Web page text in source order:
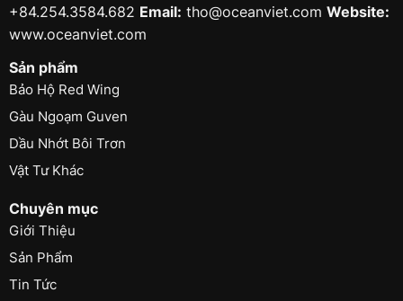
+84.254.3584.682 Email: tho@oceanviet.com Website:
www.oceanviet.com
Sản phẩm
Bảo Hộ Red Wing
Gàu Ngoạm Guven
Dầu Nhớt Bôi Trơn
Vật Tư Khác
Chuyên mục
Giới Thiệu
Sản Phẩm
Tin Tức